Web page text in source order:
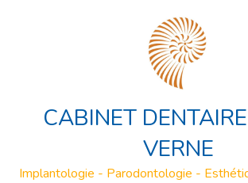
CABINET
VERNE
Implantologie - Parodontologie -